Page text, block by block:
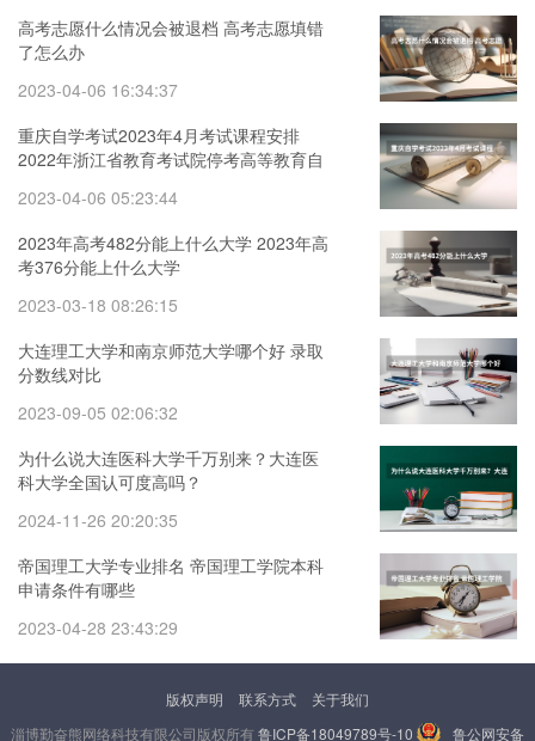
高考志愿什么情况会被退档 高考志愿填错
了怎么办
2023-04-06 16:34:37
重庆自学考试2023年4月考试课程安排
2022年浙江省教育考试院停考高等教育自
2023-04-06 05:23:44
2023年高考482分能上什么大学 2023年高
考376分能上什么大学
2023-03-18 08:26:15
大连理工大学和南京师范大学哪个好 录取
分数线对比
2023-09-05 02:06:32
为什么说大连医科大学千万别来？大连医
科大学全国认可度高吗？
2024-11-26 20:20:35
帝国理工大学专业排名 帝国理工学院本科
申请条件有哪些
2023-04-28 23:43:29
版权声明 联系方式
关于我们
淄博勤奋熊网络科技有限公司版权所有鲁ICP备18049789号-10 鲁公网安备